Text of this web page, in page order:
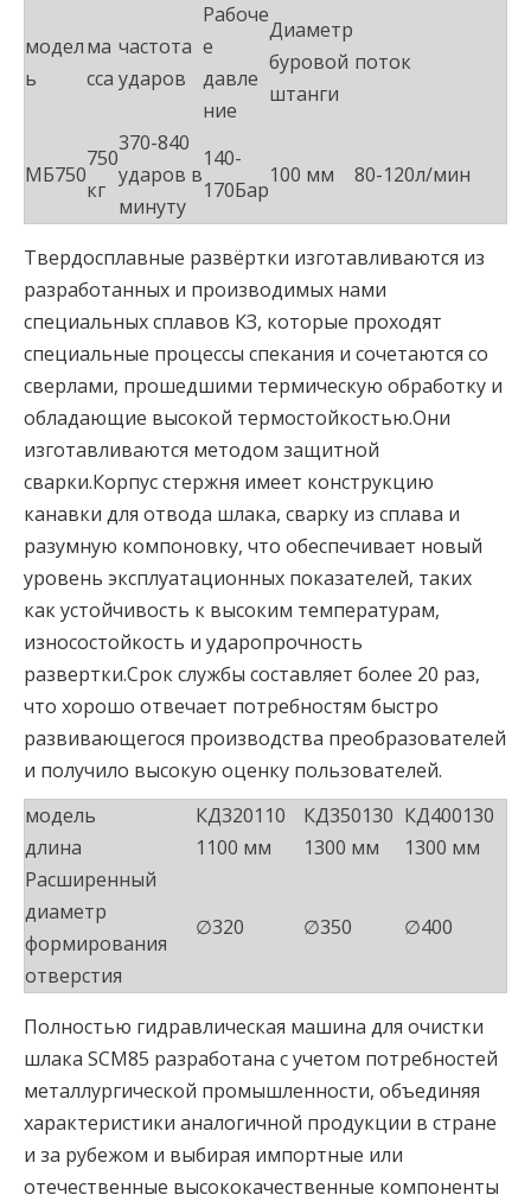
модел
ь
ма
сса
частота
ударов
Рабоче
е
давле
ние
Диаметр
буровой
штанги
поток
МБ750
750
кг
370-840
ударов в
минуту
140-
170Бар
100 мм 80-120л/мин
Твердосплавные развёртки изготавливаются из
разработанных и производимых нами
специальных сплавов КЗ, которые проходят
специальные процессы спекания и сочетаются со
сверлами, прошедшими термическую обработку и
обладающие высокой термостойкостью.Они
изготавливаются методом защитной
сварки.Корпус стержня имеет конструкцию
канавки для отвода шлака, сварку из сплава и
разумную компоновку, что обеспечивает новый
уровень эксплуатационных показателей, таких
как устойчивость к высоким температурам,
износостойкость и ударопрочность
развертки.Срок службы составляет более 20 раз,
что хорошо отвечает потребностям быстро
развивающегося производства преобразователей
и получило высокую оценку пользователей.
модель
КД320110 КД350130 КД400130
длина
1100 мм 1300 мм
1300 мм
Расширенный
диаметр
формирования
отверстия
∅320 ∅350 ∅400
Полностью гидравлическая машина для очистки
шлака SCM85 разработана с учетом потребностей
металлургической промышленности, объединяя
характеристики аналогичной продукции в стране
и за рубежом и выбирая импортные или
отечественные высококачественные компоненты